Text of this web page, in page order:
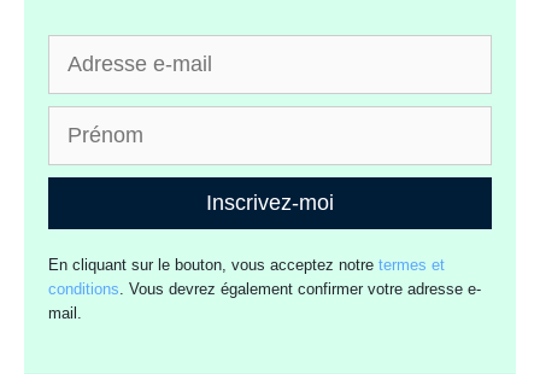
Inscrivez-moi
En cliquant sur le bouton, vous acceptez notretermes et
conditions. Vous devrez également confirmer votre adresse e-
mail.